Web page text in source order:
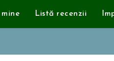
mine Listă recenzii